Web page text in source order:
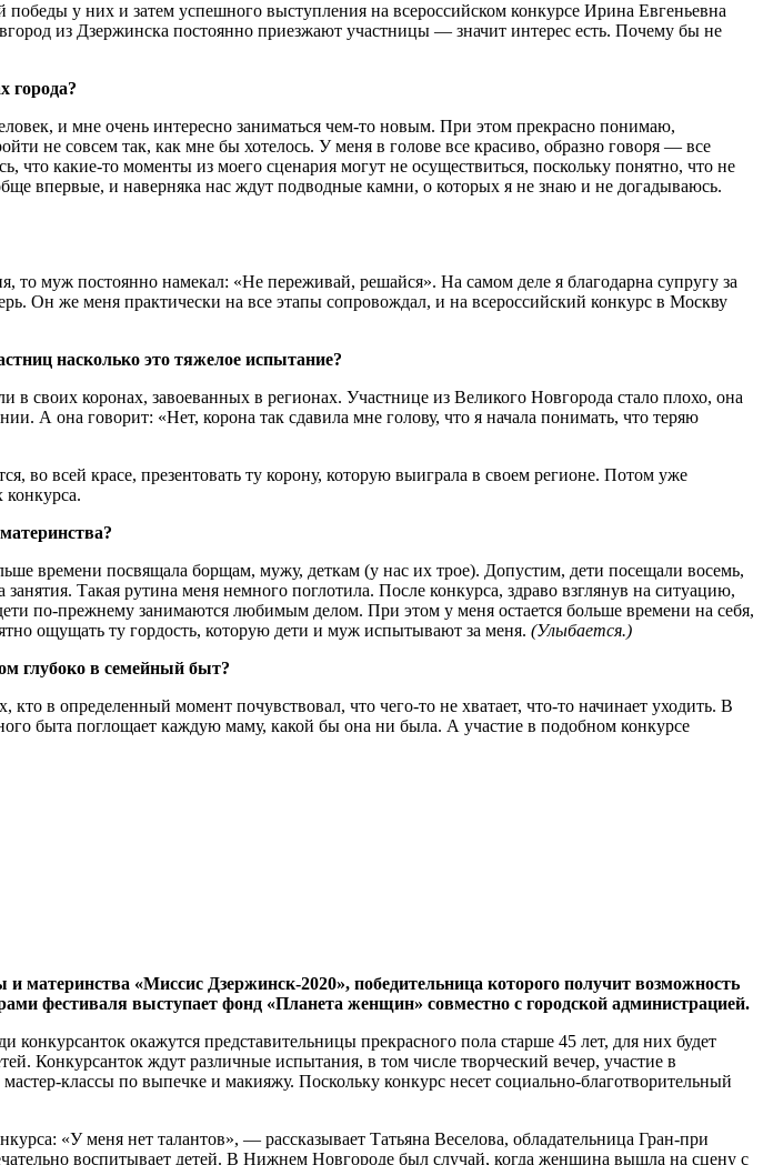
у них и затем успешного выступления на всероссийском конкурсе Ирина Евгеньевна
из Дзержинска постоянно приезжают участницы — значит интерес есть. Почему бы не
города?
и мне очень интересно заниматься чем-то новым. При этом прекрасно понимаю,
не совсем так, как мне бы хотелось. У меня в голове все красиво, образно говоря — все
какие-то моменты из моего сценария могут не осуществиться, поскольку понятно, что не
впервые, и наверняка нас ждут подводные камни, о которых я не знаю и не догадываюсь.
муж постоянно намекал: «Не переживай, решайся». На самом деле я благодарна супругу за
Он же меня практически на все этапы сопровождал, и на всероссийский конкурс в Москву
насколько это тяжелое испытание?
коронах, завоеванных в регионах. Участнице из Великого Новгорода стало плохо, она
А она говорит: «Нет, корона так сдавила мне голову, что я начала понимать, что теряю
во всей красе, презентовать ту корону, которую выиграла в своем регионе. Потом уже
времени посвящала борщам, мужу, деткам (у нас их трое). Допустим, дети посещали восемь,
Такая рутина меня немного поглотила. После конкурса, здраво взглянув на ситуацию,
по-прежнему занимаются любимым делом. При этом у меня остается больше времени на себя,
ощущать ту гордость, которую дети и муж испытывают за меня. (Улыбается.)
глубоко в семейный быт?
в определенный момент почувствовал, что чего-то не хватает, что-то начинает уходить. В
быта поглощает каждую маму, какой бы она ни была. А участие в подобном конкурсе
«Миссис Дзержинск-2020», победительница которого получит возможность
фестиваля выступает фонд «Планета женщин» совместно с городской администрацией.
окажутся представительницы прекрасного пола старше 45 лет, для них будет
Конкурсанток ждут различные испытания, в том числе творческий вечер, участие в
классы по выпечке и макияжу. Поскольку конкурс несет социально-благотворительный
«У меня нет талантов», — рассказывает Татьяна Веселова, обладательница Гран-при
воспитывает детей. В Нижнем Новгороде был случай, когда женщина вышла на сцену с